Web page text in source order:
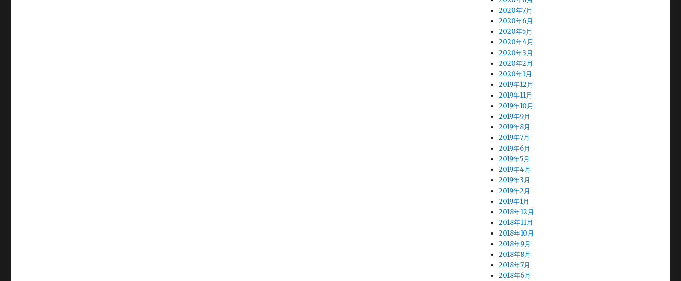
2020年7月
2020年6月
2020年5月
2020年4月
2020年3月
2020年2月
2020年1月
2019年12月
2019年11月
2019年10月
2019年9月
2019年8月
2019年7月
2019年6月
2019年5月
2019年4月
2019年3月
2019年2月
2019年1月
2018年12月
2018年11月
2018年10月
2018年9月
2018年8月
2018年7月
2018年6月